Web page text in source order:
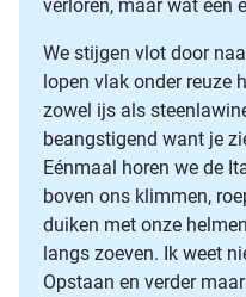
verloren, maar wat een
We stijgen vlot door
lopen vlak onder reuze
zowel ijs als
beangstigend want je
Eénmaal horen we de
boven ons klimmen,
duiken met onze
langs zoeven. Ik weet
Opstaan en verder